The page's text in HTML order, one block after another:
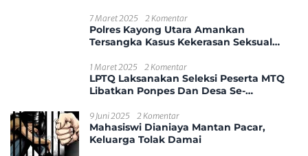
7 Maret 2025 2 Komentar
Polres Kayong Utara Amankan
Tersangka Kasus Kekerasan Seksual
1 Maret 2025 2 Komentar
LPTQ Laksanakan Seleksi Peserta MTQ
Libatkan Ponpes Dan Desa Se-
9 Juni 2025 2 Komentar
Mahasiswi Dianiaya Mantan Pacar,
Keluarga Tolak Damai